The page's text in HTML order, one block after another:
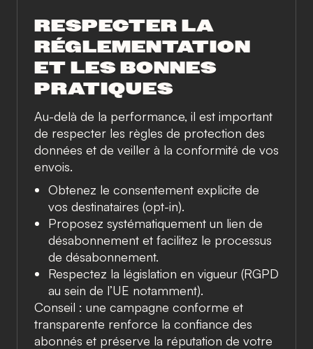
RESPECTER LA
RÉGLEMENTATION
ET LES BONNES
PRATIQUES
Au-delà de la performance, il est important
de respecter les règles de protection des
données et de veiller à la conformité de vos
envois.
Obtenez le consentement explicite de
vos destinataires (opt-in).
Proposez systématiquement un lien de
désabonnement et facilitez le processus
de désabonnement.
Respectez la législation en vigueur (RGPD
au sein de l’UE notamment).
Conseil : une campagne conforme et
transparente renforce la confiance des
abonnés et préserve la réputation de votre